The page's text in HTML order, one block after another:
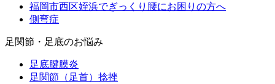
福岡市西区姪浜でぎっくり腰にお困りの方へ
側弯症
足関節・足底のお悩み
足底腱膜炎
足関節（足首）捻挫